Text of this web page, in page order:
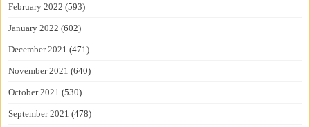
February 2022 (593)
January 2022 (602)
December 2021 (471)
November 2021 (640)
October 2021 (530)
September 2021 (478)